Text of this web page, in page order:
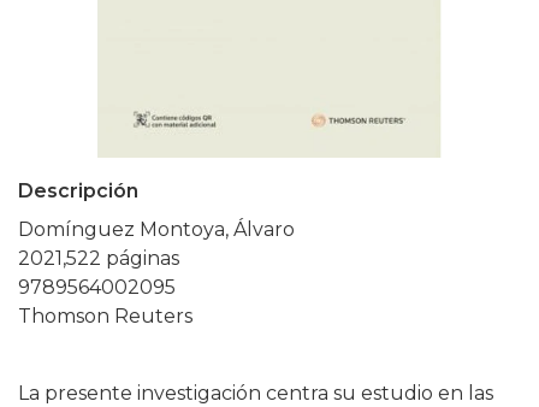
Descripción
Domínguez Montoya, Álvaro
2021,522 páginas
9789564002095
Thomson Reuters
La presente investigación centra su estudio en las